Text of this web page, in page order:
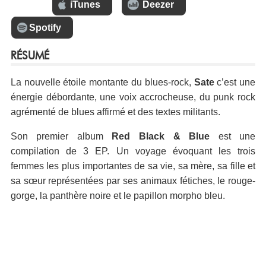
iTunes Deezer
Spotify
RÉSUMÉ
La nouvelle étoile montante du blues-rock, Satec’est une
énergie débordante, une voix accrocheuse, du punk rock
agrémenté de blues affirmé et des textes militants.
Son premier album Red Black & Blue est une
compilation de 3 EP. Un voyage évoquant les trois
femmes les plus importantes de sa vie, sa mère, sa fille et
sa sœur représentées par ses animaux fétiches, le rouge-
gorge, la panthère noire et le papillon morpho bleu.